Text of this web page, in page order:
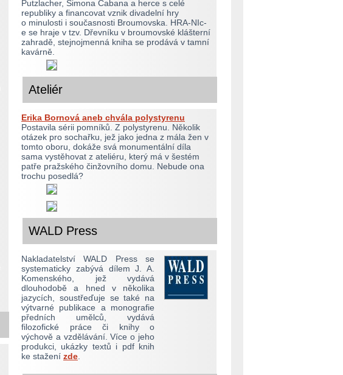
Putzlacher, Šimona Cabana a herce s celé
republiky a financovat vznik divadelní hry
o minulosti i současnosti Broumovska. HRA-NIc-
e se hraje v tzv. Dřevníku v broumovské klášterní
zahradě, stejnojmenná kniha se prodává v tamní
kavárně.
Ateliér
Erika Bornová aneb chvála polystyrenu
Postavila sérii pomníků. Z polystyrenu. Několik
otázek pro sochařku, jež jako jedna z mála žen v
tomto oboru, dokáže svá monumentální díla
sama vystěhovat z ateliéru, který má v šestém
patře pražského činžovního domu. Nebude ona
trochu posedlá?
WALD Press
Nakladatelství WALD Press se
systematicky zabývá dílem J. A.
Komenského, jež vydává
dlouhodobě a hned v několika
jazycích, soustřeďuje se také na
výtvarné publikace a monografie
předních umělců, vydává
filozofické práce či knihy o
výchově a vzdělávání. Více o jeho
produkci, ukázky textů i pdf knih
ke stažení zde